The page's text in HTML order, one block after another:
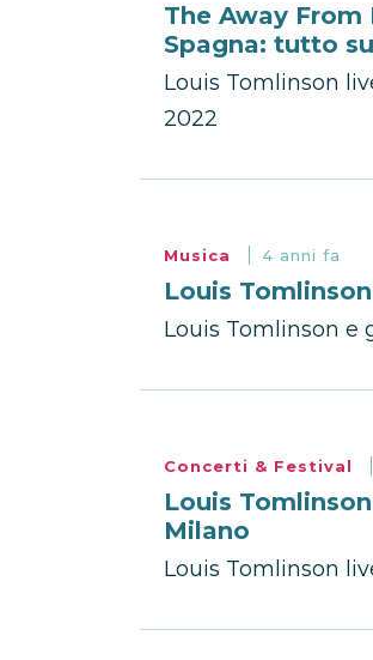
The Away
Spagna: tutto
Louis Tomlinson
2022
Musica 4 anni fa
Louis
Louis Tomlinson e
Concerti & Festival
Louis
Milano
Louis Tomlinson